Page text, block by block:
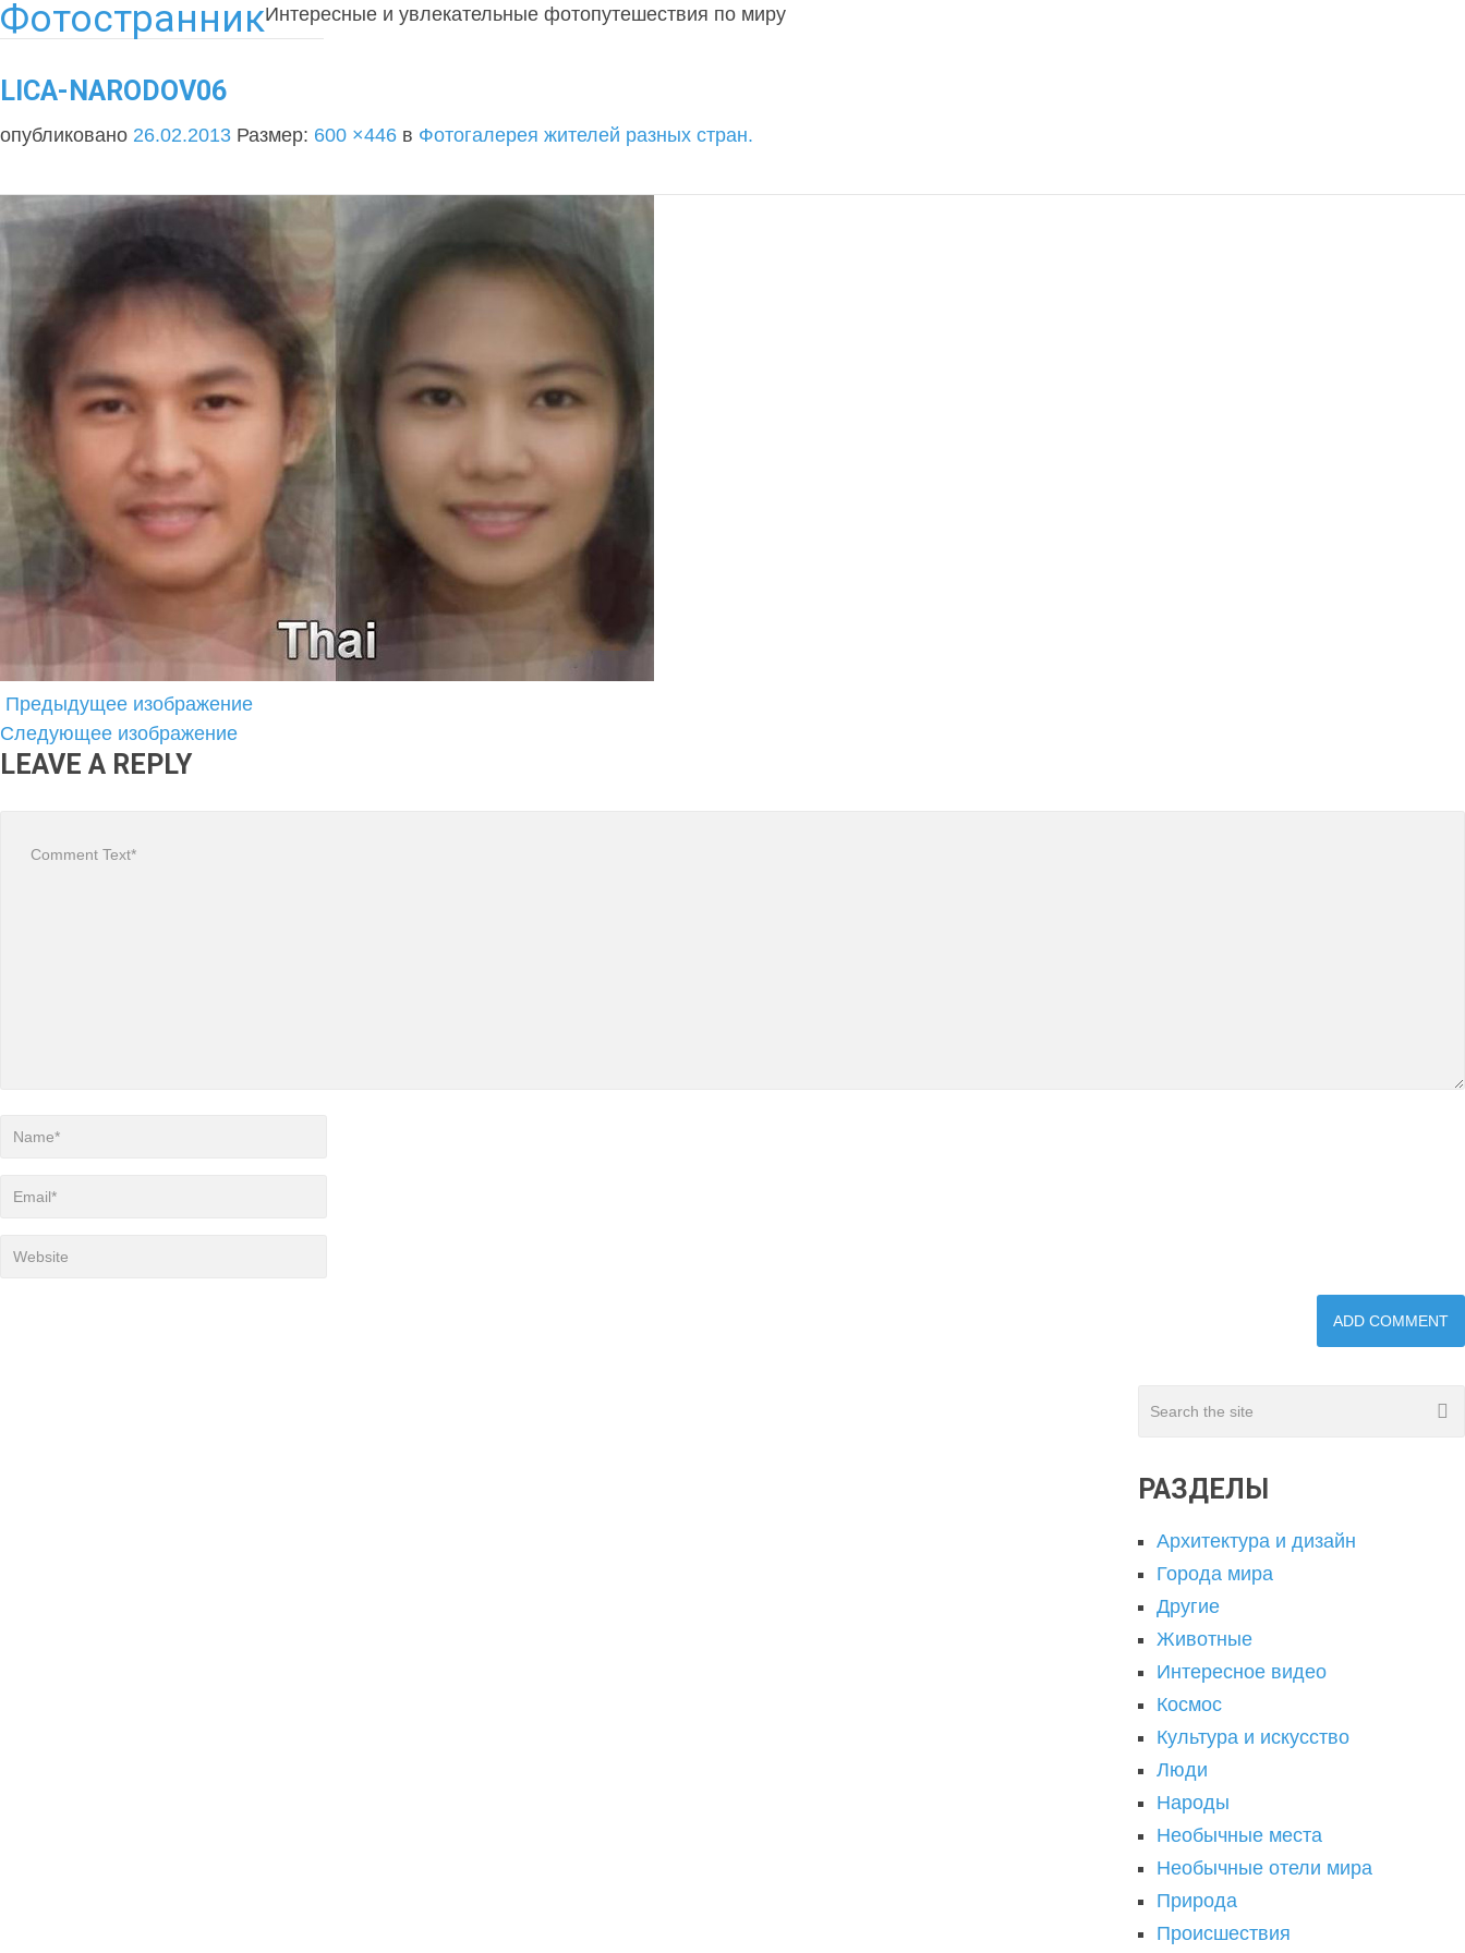
ФотостранникИнтересные и увлекательные фотопутешествия по миру
LICA-NARODOV06
опубликовано 26.02.2013 Размер: 600 ×446 в Фотогалерея жителей разных стран.
Предыдущее изображение
Следующее изображение
LEAVE A REPLY
РАЗДЕЛЫ
Архитектура и дизайн
Города мира
Другие
Животные
Интересное видео
Космос
Культура и искусство
Люди
Народы
Необычные места
Необычные отели мира
Природа
Происшествия